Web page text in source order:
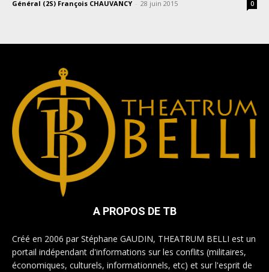
Général (2S) François CHAUVANCY - 28 juin 2015 0
A PROPOS DE TB
Créé en 2006 par Stéphane GAUDIN, THEATRUM BELLI est un
portail indépendant d'informations sur les conflits (militaires,
économiques, culturels, informationnels, etc) et sur l'esprit de